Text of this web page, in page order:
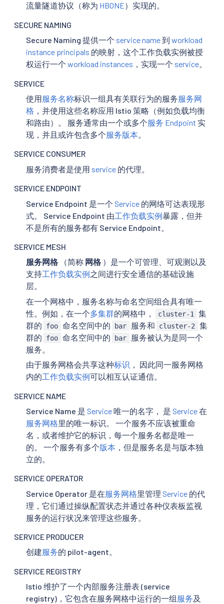
流量隧道协议（称为 HBONE）实现的。
SECURE NAMING
Secure Naming 提供一个 service name到 workload
instance principals 的映射，这个工作负载实例被授
权运行一个 workload instances ，实现一个 service。
SERVICE
使用服务名称标识一组具有关联行为的服务服务网
格 ，并使用这些名称应用 Istio 策略（例如负载均衡
和路由）。 服务通常由一个或多个服务 Endpoint 实
现，并且或许包含多个服务版本。
SERVICE CONSUMER
服务消费者是使用 service 的代理。
SERVICE ENDPOINT
Service Endpoint 是一个 Service 的网络可达表现形
式。 Service Endpoint 由工作负载实例暴露，但并
不是所有的服务都有 Service Endpoint。
SERVICE MESH
服务网格 （简称 网格 ）是一个可管理、可观测以及
支持工作负载实例之间进行安全通信的基础设施
层。
在一个网格中，服务名称与命名空间组合具有唯一
性。例如，在一个多集群的网格中， cluster-1
集
群的
foo 命名空间中的 bar 服务和 cluster-2
集
群的
foo 命名空间中的 bar
服务被认为是同一个
服务。
由于服务网格会共享这种标识 ， 因此同一服务网格
内的工作负载实例可以相互认证通信。
SERVICE NAME
Service Name 是 Service唯一的名字， 是 Service在
服务网格里的唯一标识。 一个服务不应该被重命
名，或者维护它的标识，每一个服务名都是唯一
的。 一个服务有多个版本 ，但是服务名是与版本独
立的。
SERVICE OPERATOR
Service Operator 是在服务网格里管理 Service 的代
理，它们通过操纵配置状态并通过各种仪表板监视
服务的运行状况来管理这些服务。
SERVICE PRODUCER
创建服务的 pilot-agent。
SERVICE REGISTRY
Istio 维护了一个内部服务注册表 (service
registry)，它包含在服务网格中运行的一组 服务及